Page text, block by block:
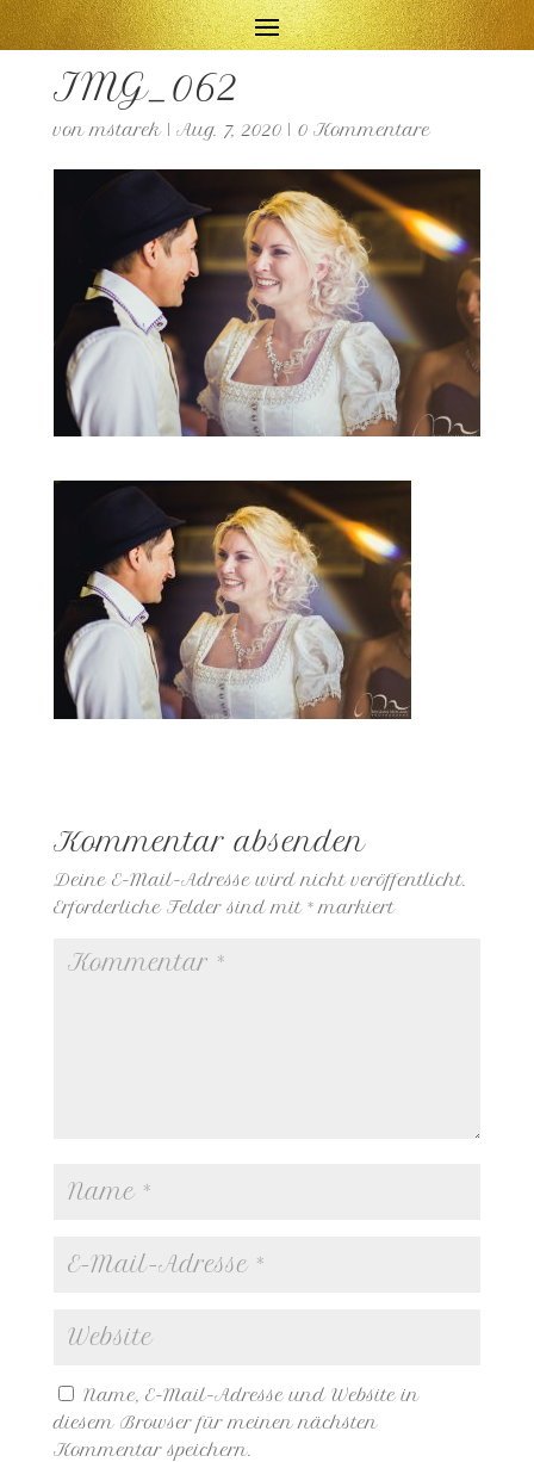
IMG_062
vonmstarek| Aug. 7, 2020| 0 Kommentare
Kommentar absenden
Deine E-Mail-Adresse wird nicht veröffentlicht.
Erforderliche Felder sind mit *markiert
Name, E-Mail-Adresse und Website in
diesem Browser für meinen nächsten
Kommentar speichern.